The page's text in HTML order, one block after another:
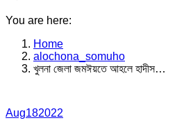
You are here:
Home
alochona_somuho
খুলনা জেলা জমঈয়তে আহলে হাদীস…
Aug182022